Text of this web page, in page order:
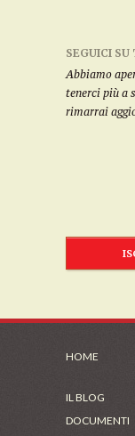
SEGUICI
Abbiamo
tenerci più a
rimarrai
HOME
IL BLOG
DOCUMENTI